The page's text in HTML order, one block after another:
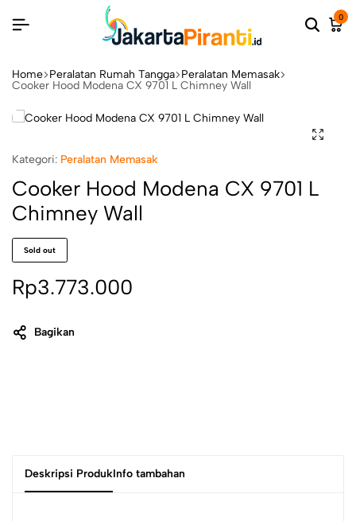
0
Home Peralatan Rumah Tangga Peralatan Memasak
Cooker Hood Modena CX 9701 L Chimney Wall
Kategori: Peralatan Memasak
Cooker Hood Modena CX 9701 L
Chimney Wall
Sold out
Rp3.773.000
Bagikan
Deskripsi ProdukInfo tambahan